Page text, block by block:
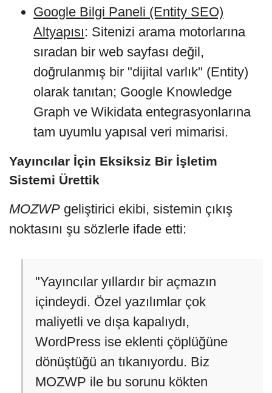
Google Bilgi Paneli (Entity SEO)
Altyapısı: Sitenizi arama motorlarına
sıradan bir web sayfası değil,
doğrulanmış bir "dijital varlık" (Entity)
olarak tanıtan; Google Knowledge
Graph ve Wikidata entegrasyonlarına
tam uyumlu yapısal veri mimarisi.
Yayıncılar İçin Eksiksiz Bir İşletim
Sistemi Ürettik
MOZWP geliştirici ekibi, sistemin çıkış
noktasını şu sözlerle ifade etti:
"Yayıncılar yıllardır bir açmazın
içindeydi. Özel yazılımlar çok
maliyetli ve dışa kapalıydı,
WordPress ise eklenti çöplüğüne
dönüştüğü an tıkanıyordu. Biz
MOZWP ile bu sorunu kökten